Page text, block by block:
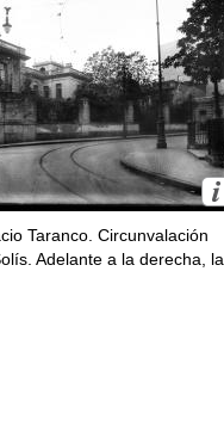
Taranco. Circunvalación
Adelante a la derecha, la